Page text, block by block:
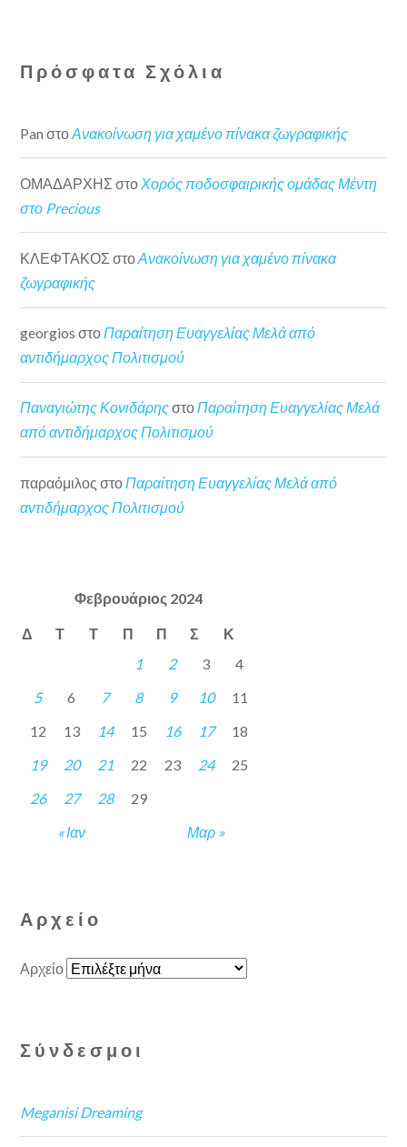
Πρόσφατα Σχόλια
Pan στοΑνακοίνωση για χαμένο πίνακα ζωγραφικής
ΟΜΑΔΑΡΧΗΣ στοΧορός ποδοσφαιρικής ομάδας Μέντη
στο Precious
ΚΛΕΦΤΑΚΟΣ στοΑνακοίνωση για χαμένο πίνακα
ζωγραφικής
georgios στοΠαραίτηση Ευαγγελίας Μελά από
αντιδήμαρχος Πολιτισμού
Παναγιώτης ΚονιδάρηςστοΠαραίτηση Ευαγγελίας Μελά
από αντιδήμαρχος Πολιτισμού
παραόμιλος στο Παραίτηση Ευαγγελίας Μελά από
αντιδήμαρχος Πολιτισμού
Φεβρουάριος 2024
Δ Τ Τ Π Π Σ Κ
« Ιαν Μαρ »
1 2 3
4
5
6 7 8 9 10
11
12
13 14 15 16 17
18
19
20 21 22 23 24
25
26
27 28 29
Αρχείο
Αρχείο
Σύνδεσμοι
Meganisi Dreaming